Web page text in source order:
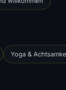
Yoga &